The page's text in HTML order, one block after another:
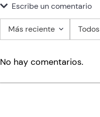
Escribe un comentario
Título
Más reciente Todos
No hay comentarios.